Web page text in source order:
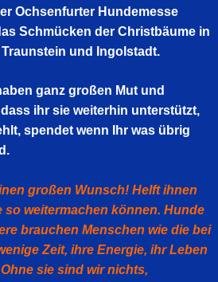
Ochsenfurter Hundemesse
Schmücken der Christbäume in
und Ingolstadt.
ganz großen Mut und
ihr sie weiterhin unterstützt,
spendet wenn Ihr was übrig
großen Wunsch! Helft ihnen
so weitermachen können. Hunde
brauchen Menschen wie die bei
Zeit, ihre Energie, ihr Leben
sie sind wir nichts,